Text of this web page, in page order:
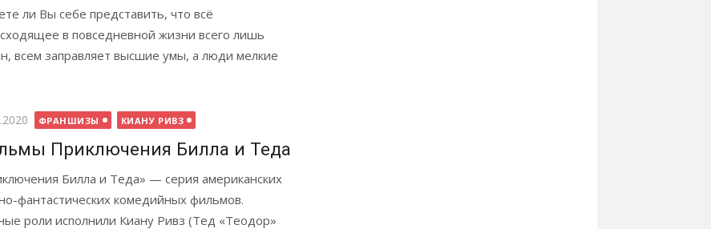
ли Вы себе представить, что всё
в повседневной жизни всего лишь
всем заправляет высшие умы, а люди мелкие
ФРАНШИЗЫ КИАНУ РИВЗ
Приключения Билла и Теда
Билла и Теда» — серия американских
фантастических комедийных фильмов.
роли исполнили Киану Ривз (Тед «Теодор»